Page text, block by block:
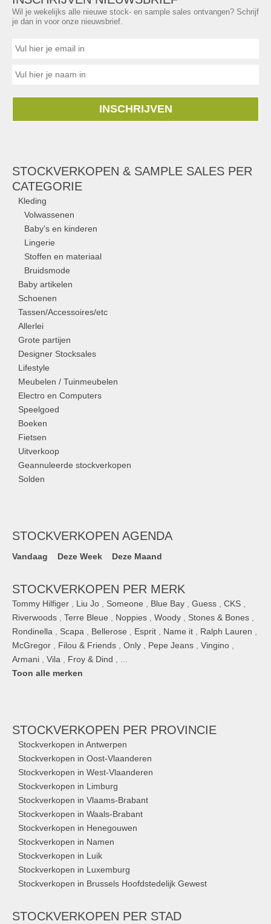
Wil je wekelijks alle nieuwe stock- en sample sales ontvangen? Schrijf
je dan in voor onze nieuwsbrief.
INSCHRIJVEN
STOCKVERKOPEN & SAMPLE SALES PER
CATEGORIE
Kleding
Volwassenen
Baby's en kinderen
Lingerie
Stoffen en materiaal
Bruidsmode
Baby artikelen
Schoenen
Tassen/Accessoires/etc
Allerlei
Grote partijen
Designer Stocksales
Lifestyle
Meubelen / Tuinmeubelen
Electro en Computers
Speelgoed
Boeken
Fietsen
Uitverkoop
Geannuleerde stockverkopen
Solden
STOCKVERKOPEN AGENDA
Vandaag Deze Week Deze Maand
STOCKVERKOPEN PER MERK
Tommy Hilfiger Liu Jo Someone Blue Bay Guess CKS
Riverwoods
Terre Bleue Noppies Woody Stones & Bones
Rondinella
Scapa Bellerose Esprit Name it Ralph Lauren
McGregor
Filou & Friends Only Pepe Jeans Vingino
Armani
Vila Froy & Dind
Toon alle merken
STOCKVERKOPEN PER PROVINCIE
Stockverkopen in Antwerpen
Stockverkopen in Oost-Vlaanderen
Stockverkopen in West-Vlaanderen
Stockverkopen in Limburg
Stockverkopen in Vlaams-Brabant
Stockverkopen in Waals-Brabant
Stockverkopen in Henegouwen
Stockverkopen in Namen
Stockverkopen in Luik
Stockverkopen in Luxemburg
Stockverkopen in Brussels Hoofdstedelijk Gewest
STOCKVERKOPEN PER STAD